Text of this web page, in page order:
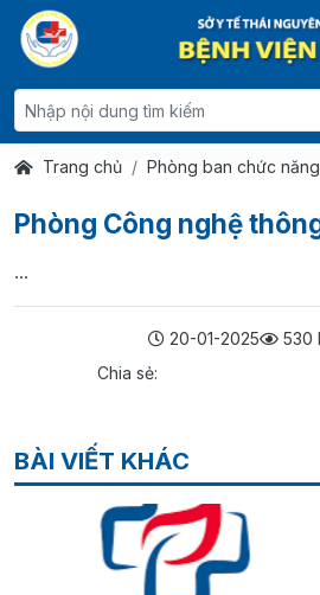
Trang chủ Phòng ban chức năng
Phòng Công nghệ
...
20-01-2025
530
Chia sẻ:
BÀI VIẾT KHÁC